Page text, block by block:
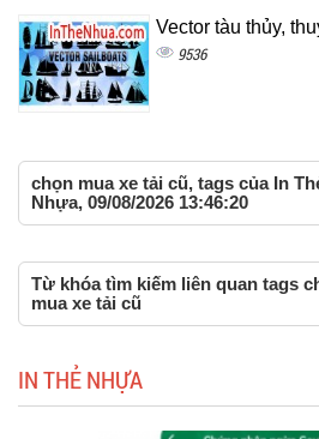
Vector tàu thủy,
9536
chọn mua xe tải cũ, tags của In
Nhựa, 09/08/2026 13:46:20
Từ khóa tìm kiếm liên quan tags
mua xe tải cũ
IN THẺ NHỰA